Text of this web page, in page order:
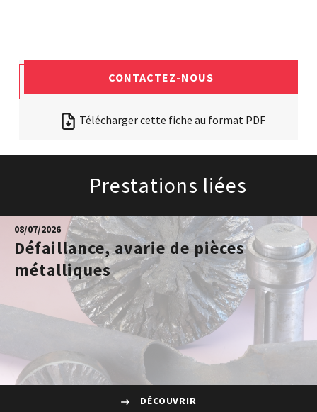
CONTACTEZ-NOUS
Télécharger cette fiche au format PDF
Prestations liées
08/07/2026
Défaillance, avarie de pièces
métalliques
DÉCOUVRIR